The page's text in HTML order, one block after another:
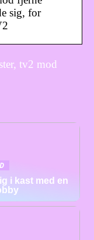
sig, for
tv2 mod
i kast med en